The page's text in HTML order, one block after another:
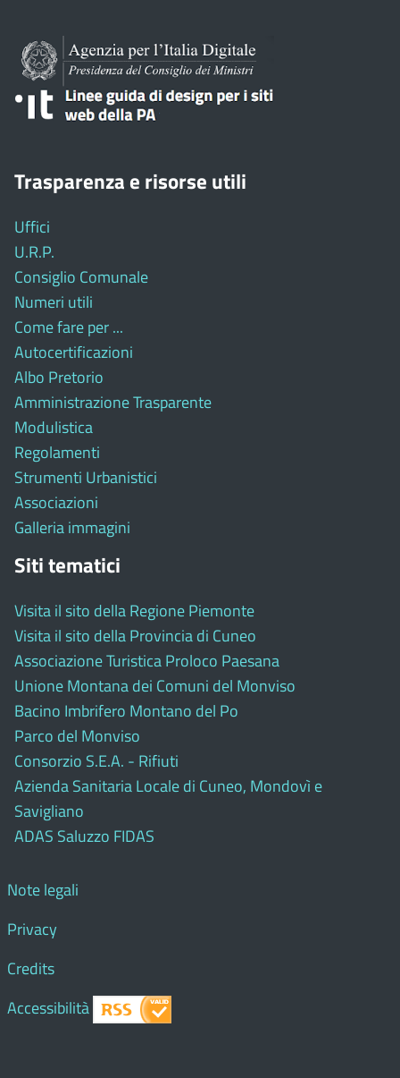
Trasparenza e risorse utili
Uffici
U.R.P.
Consiglio Comunale
Numeri utili
Come fare per ...
Autocertificazioni
Albo Pretorio
Amministrazione Trasparente
Modulistica
Regolamenti
Strumenti Urbanistici
Associazioni
Galleria immagini
Siti tematici
Visita il sito della Regione Piemonte
Visita il sito della Provincia di Cuneo
Associazione Turistica Proloco Paesana
Unione Montana dei Comuni del Monviso
Bacino Imbrifero Montano del Po
Parco del Monviso
Consorzio S.E.A. - Rifiuti
Azienda Sanitaria Locale di Cuneo, Mondovì e
Savigliano
ADAS Saluzzo FIDAS
Note legali
Privacy
Credits
Accessibilità